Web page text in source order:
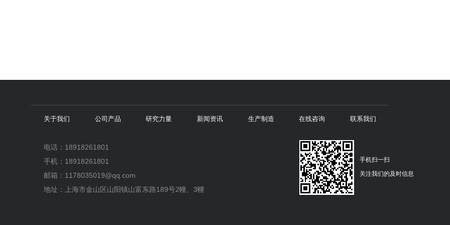
关于我们 公司产品 研究力量 新闻资讯 生产制造 在线咨询 联系我们
电话：18918261801
手机：18918261801
邮箱： 1178035019@qq.com
地址：上海市金山区山阳镇山富东路189号2幢、3幢
手机扫一扫
关注我们的及时信息